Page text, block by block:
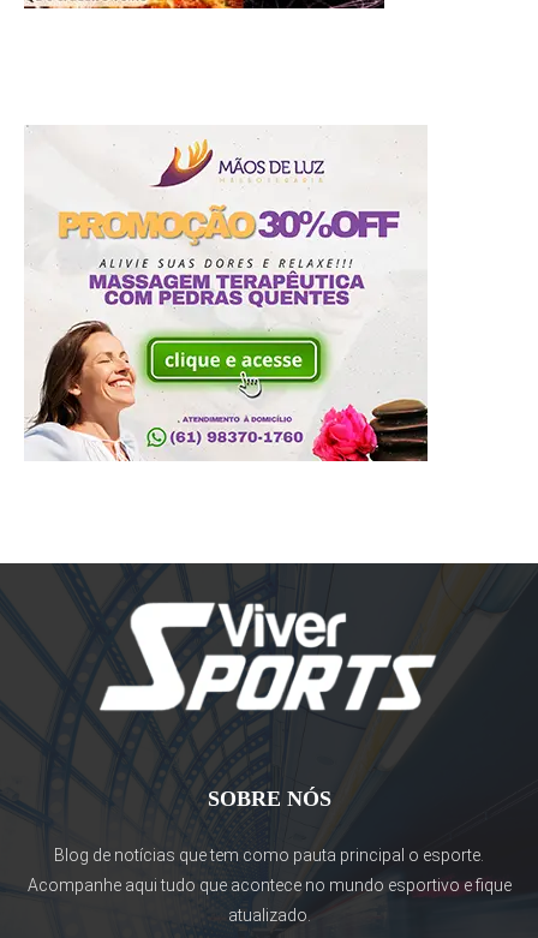
SOBRE NÓS
Blog de notícias que tem como pauta principal o esporte.
Acompanhe aqui tudo que acontece no mundo esportivo e fique
atualizado.